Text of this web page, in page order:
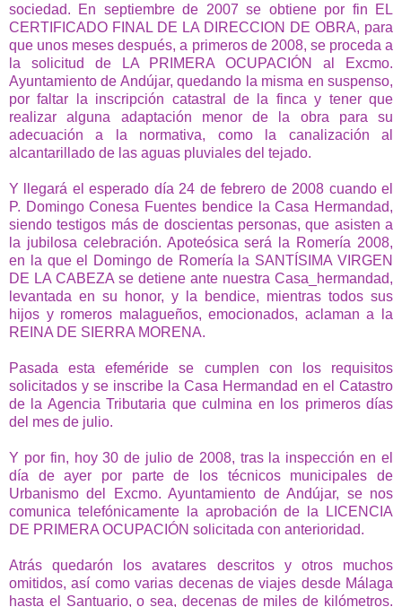
sociedad. En septiembre de 2007 se obtiene por fin EL
CERTIFICADO FINAL DE LA DIRECCION DE OBRA, para
que unos meses después, a primeros de 2008, se proceda a
la solicitud de LA PRIMERA OCUPACIÓN al Excmo.
Ayuntamiento de Andújar, quedando la misma en suspenso,
por faltar la inscripción catastral de la finca y tener que
realizar alguna adaptación menor de la obra para su
adecuación a la normativa, como la canalización al
alcantarillado de las aguas pluviales del tejado.
Y llegará el esperado día 24 de febrero de 2008 cuando el
P. Domingo Conesa Fuentes bendice la Casa Hermandad,
siendo testigos más de doscientas personas, que asisten a
la jubilosa celebración. Apoteósica será la Romería 2008,
en la que el Domingo de Romería la SANTÍSIMA VIRGEN
DE LA CABEZA se detiene ante nuestra Casa_hermandad,
levantada en su honor, y la bendice, mientras todos sus
hijos y romeros malagueños, emocionados, aclaman a la
REINA DE SIERRA MORENA.
Pasada esta efeméride se cumplen con los requisitos
solicitados y se inscribe la Casa Hermandad en el Catastro
de la Agencia Tributaria que culmina en los primeros días
del mes de julio.
Y por fin, hoy 30 de julio de 2008, tras la inspección en el
día de ayer por parte de los técnicos municipales de
Urbanismo del Excmo. Ayuntamiento de Andújar, se nos
comunica telefónicamente la aprobación de la LICENCIA
DE PRIMERA OCUPACIÓN solicitada con anterioridad.
Atrás quedarón los avatares descritos y otros muchos
omitidos, así como varias decenas de viajes desde Málaga
hasta el Santuario, o sea, decenas de miles de kilómetros.